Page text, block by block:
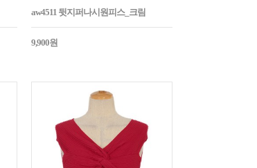
aw4511 뒷지퍼나시원피스_크림
9,900원